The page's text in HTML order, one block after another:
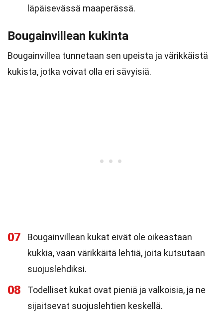
läpäisevässä maaperässä.
Bougainvillean kukinta
Bougainvillea tunnetaan sen upeista ja värikkäistä
kukista, jotka voivat olla eri sävyisiä.
07
Bougainvillean kukat eivät ole oikeastaan
kukkia, vaan värikkäitä lehtiä, joita kutsutaan
suojuslehdiksi.
08
Todelliset kukat ovat pieniä ja valkoisia, ja ne
sijaitsevat suojuslehtien keskellä.